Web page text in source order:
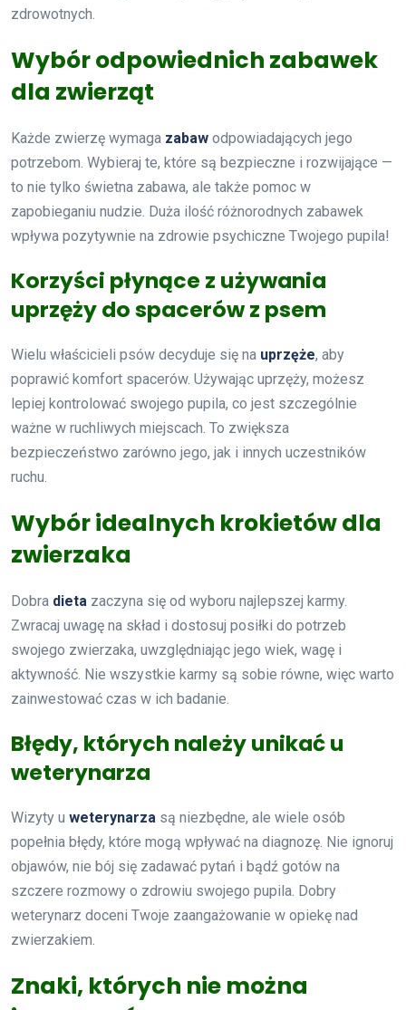
zdrowotnych.
Wybór odpowiednich zabawek
dla zwierząt
Każde zwierzę wymaga zabaw odpowiadających jego
potrzebom. Wybieraj te, które są bezpieczne i rozwijające —
to nie tylko świetna zabawa, ale także pomoc w
zapobieganiu nudzie. Duża ilość różnorodnych zabawek
wpływa pozytywnie na zdrowie psychiczne Twojego pupila!
Korzyści płynące z używania
uprzęży do spacerów z psem
Wielu właścicieli psów decyduje się na uprzęże, aby
poprawić komfort spacerów. Używając uprzęży, możesz
lepiej kontrolować swojego pupila, co jest szczególnie
ważne w ruchliwych miejscach. To zwiększa
bezpieczeństwo zarówno jego, jak i innych uczestników
ruchu.
Wybór idealnych krokietów dla
zwierzaka
Dobra dieta zaczyna się od wyboru najlepszej karmy.
Zwracaj uwagę na skład i dostosuj posiłki do potrzeb
swojego zwierzaka, uwzględniając jego wiek, wagę i
aktywność. Nie wszystkie karmy są sobie równe, więc warto
zainwestować czas w ich badanie.
Błędy, których należy unikać u
weterynarza
Wizyty u weterynarza są niezbędne, ale wiele osób
popełnia błędy, które mogą wpływać na diagnozę. Nie ignoruj
objawów, nie bój się zadawać pytań i bądź gotów na
szczere rozmowy o zdrowiu swojego pupila. Dobry
weterynarz doceni Twoje zaangażowanie w opiekę nad
zwierzakiem.
Znaki, których nie można